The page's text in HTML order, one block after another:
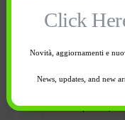
Colore artificiale:
- +
Click
Novità, aggiornamenti e
News, updates, and new